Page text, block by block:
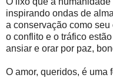
inspirando ondas de
a conservação como
o conflito e o tráfico
ansiar e orar por paz,
O amor, queridos, é uma